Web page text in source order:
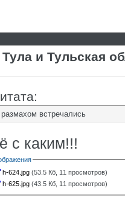
Тула и Тульская
встречались
с каким!!!
h-624.jpg (53.5 Кб, 11 просмотров)
h-625.jpg (43.5 Кб, 11 просмотров)